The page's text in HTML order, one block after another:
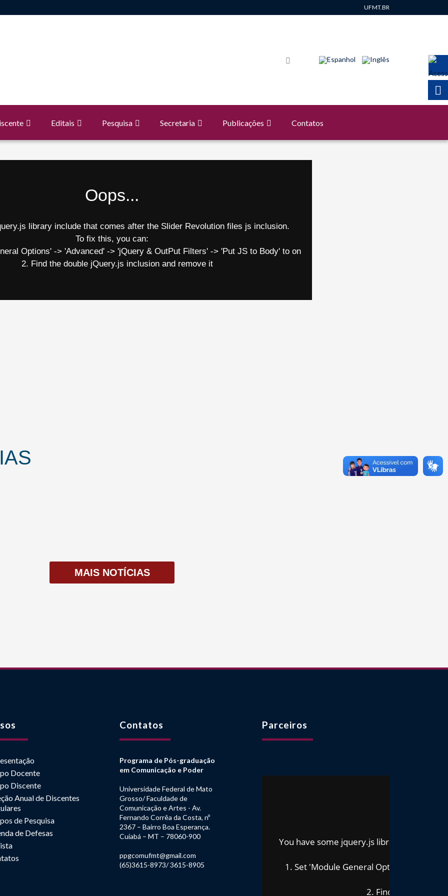
UFMT.BR
Editais Pesquisa Secretaria Publicações Contatos
Oops...
library include that comes after the Slider Revolution files js inclusion.
To fix this, you can:
Options' -> 'Advanced' -> 'jQuery & OutPut Filters' -> 'Put JS to Body' to on
2. Find the double jQuery.js inclusion and remove it
e Planejamento Estratégico
MAIS NOTÍCIAS
Docente
Discente
Anual de Discentes
de Pesquisa
de Defesas
Contatos
Programa de Pós-graduação
em Comunicação e Poder
Universidade Federal de Mato
Grosso/ Faculdade de
Comunicação e Artes - Av.
Fernando Corrêa da Costa, nº
2367 – Bairro Boa Esperança.
Cuiabá – MT – 78060-900
ppgcomufmt@gmail.com
(65)3615-8973/ 3615-8905
Parceiros
You have some jquery.js library include
1. Set 'Module General Options' ->
2. Find the double